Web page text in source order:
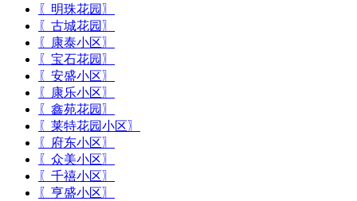
〖明珠花园〗
〖古城花园〗
〖康泰小区〗
〖宝石花园〗
〖安盛小区〗
〖康乐小区〗
〖鑫苑花园〗
〖莱特花园小区〗
〖府东小区〗
〖众美小区〗
〖千禧小区〗
〖亨盛小区〗